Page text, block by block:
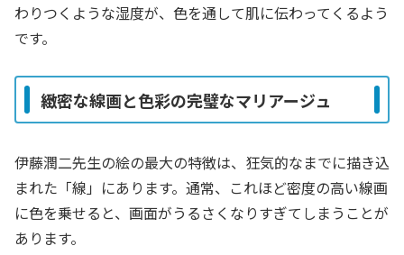
わりつくような湿度が、色を通して肌に伝わってくるよう
です。
緻密な線画と色彩の完璧なマリアージュ
伊藤潤二先生の絵の最大の特徴は、狂気的なまでに描き込
まれた「線」にあります。通常、これほど密度の高い線画
に色を乗せると、画面がうるさくなりすぎてしまうことが
あります。